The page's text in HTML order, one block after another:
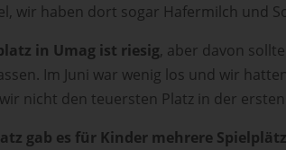
wir haben dort sogar Hafermilch und
in Umag ist riesig, aber davon
Im Juni war wenig los und wir
nicht den teuersten Platz in der
gab es für Kinder mehrere